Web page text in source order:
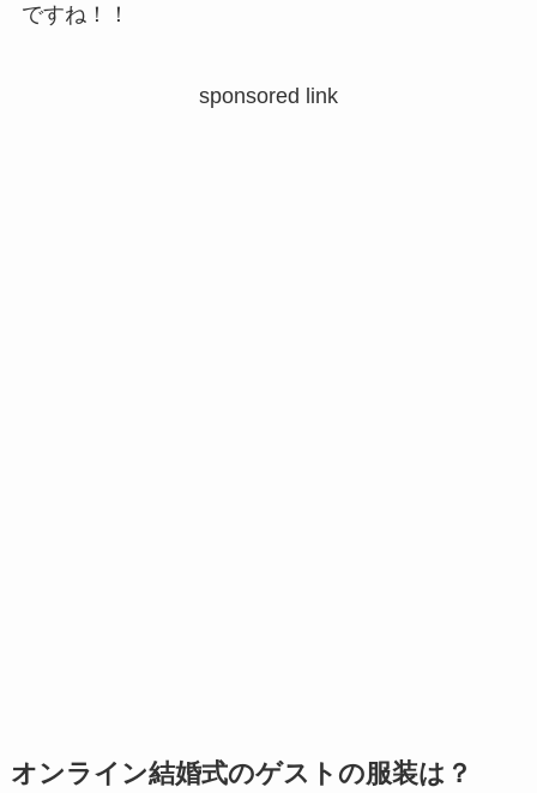
ですね！！
sponsored link
オンライン結婚式のゲストの服装は？